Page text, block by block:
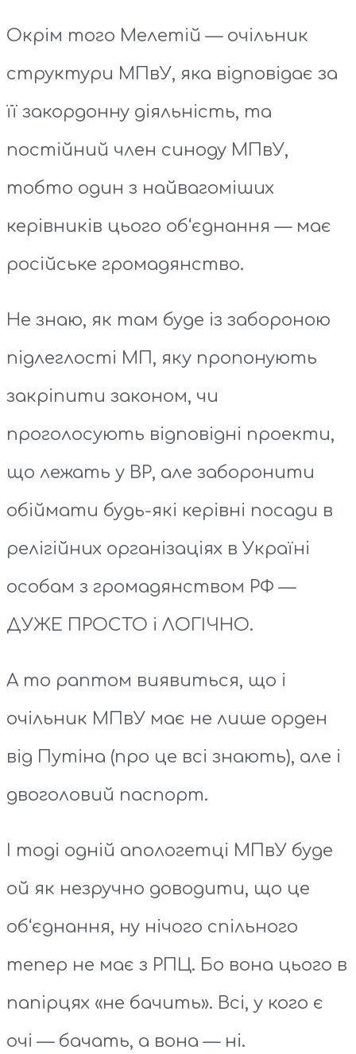
Окрім того Мелетій — очільник
структури МПвУ, яка відповідає за
її закордонну діяльність, та
постійний член синоду МПвУ,
тобто один з найвагоміших
керівників цього об‘єднання — має
російське громадянство.
Не знаю, як там буде із забороною
підлеглості МП, яку пропонують
закріпити законом, чи
проголосують відповідні проекти,
що лежать у ВР, але заборонити
обіймати будь-які керівні посади в
релігійних організаціях в Україні
особам з громадянством РФ —
ДУЖЕ ПРОСТО і ЛОГІЧНО.
А то раптом виявиться, що і
очільник МПвУ має не лише орден
від Путіна (про це всі знають), але і
двоголовий паспорт.
І тоді одній апологетці МПвУ буде
ой як незручно доводити, що це
об‘єднання, ну нічого спільного
тепер не має з РПЦ. Бо вона цього в
папірцях «не бачить». Всі, у кого є
очі — бачать, а вона — ні.